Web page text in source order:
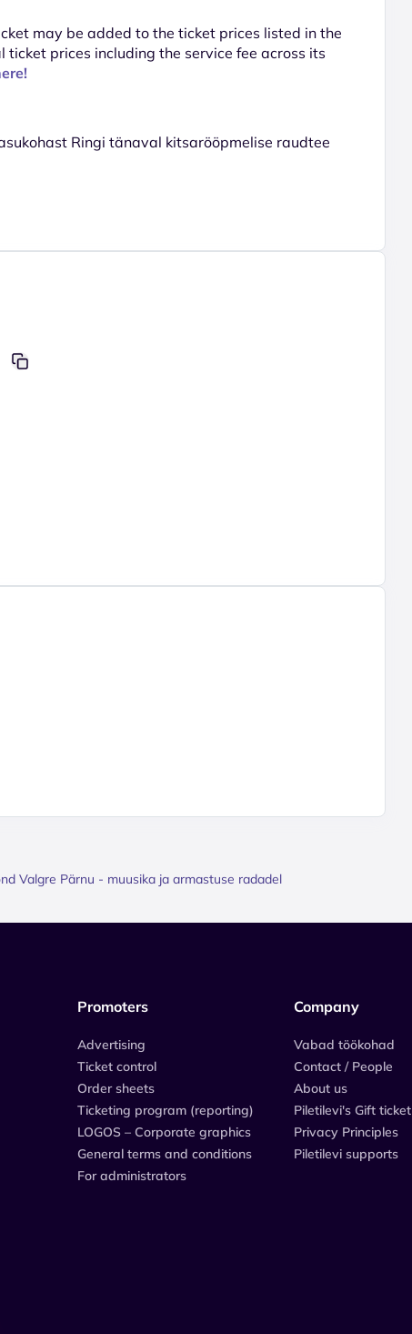
may be added to the ticket prices listed in the
prices including the service fee across its
Ringi tänaval kitsarööpmelise raudtee
Valgre Pärnu - muusika ja armastuse radadel
Promoters
Advertising
Ticket control
Order sheets
Ticketing program (reporting)
LOGOS – Corporate graphics
General terms and conditions
For administrators
Company
Vabad töökohad
Contact / People
About us
Piletilevi's Gift ticket
Privacy Principles
Piletilevi supports